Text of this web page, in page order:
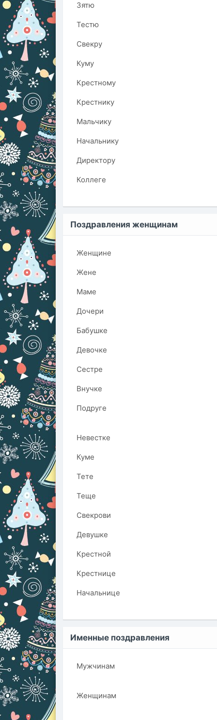
Зятю
Тестю
Свекру
Куму
Крестному
Крестнику
Мальчику
Начальнику
Директору
Коллеге
Поздравления женщинам
Женщине
Жене
Маме
Дочери
Бабушке
Девочке
Сестре
Внучке
Подруге
Невестке
Куме
Тете
Теще
Свекрови
Девушке
Крестной
Крестнице
Начальнице
Именные поздравления
Мужчинам
Женщинам